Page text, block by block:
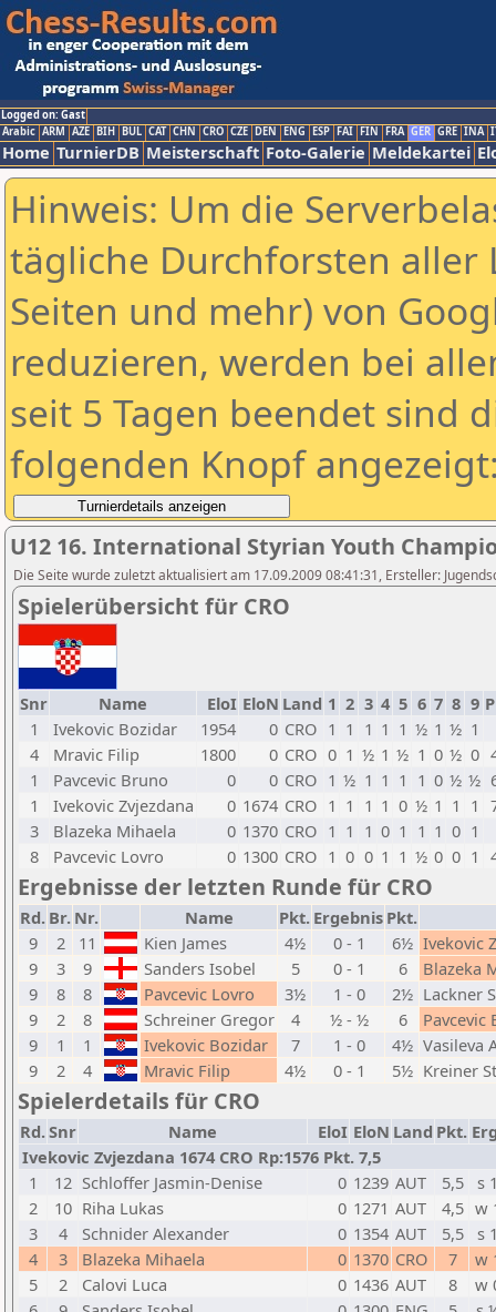
Logged on: Gast
Arabic ARM AZE BIH BUL CAT CHN CRO CZE DEN ENG ESP FAI FIN FRA GER GRE INA
Home TurnierDB Meisterschaft Foto-Galerie Meldekartei
Hinweis: Um die
tägliche Durchforsten aller
Seiten und mehr) von
reduzieren, werden bei
seit 5 Tagen beendet sind
folgenden Knopf
U12 16. International Styrian Youth
Die Seite wurde zuletzt aktualisiert am 17.09.2009 08:41:31, Ersteller:
Spielerübersicht für CRO
Snr Name EloI EloN Land 1 2 3 4 5 6 7 8 9
1
Ivekovic Bozidar 1954 0 CRO 1 1 1 1 1 ½ 1 ½ 1
4
Mravic Filip 1800 0 CRO 0 1 ½ 1 ½ 1 0 ½ 0
1
Pavcevic Bruno 0 0 CRO 1 ½ 1 1 1 1 0 ½ ½
1
Ivekovic Zvjezdana 0 1674 CRO 1 1 1 1 0 ½ 1 1 1
3
Blazeka Mihaela 0 1370 CRO 1 1 1 0 1 1 1 0 1
8
Pavcevic Lovro 0 1300 CRO 1 0 0 1 1 ½ 0 0 1
Ergebnisse der letzten Runde für CRO
Rd. Br. Nr. Name Pkt. Ergebnis Pkt.
9
2 11 Kien James 4½ 0 - 1 6½ Ivekovic
9
3 9 Sanders Isobel 5 0 - 1 6
Blazeka
9
8 8 Pavcevic Lovro 3½ 1 - 0 2½ Lackner
9
2 8 Schreiner Gregor 4 ½ - ½ 6
Pavcevic
9
1 1 Ivekovic Bozidar 7 1 - 0 4½ Vasileva
9
2 4 Mravic Filip 4½ 0 - 1 5½ Kreiner
Spielerdetails für CRO
Rd.Snr Name EloI EloN Land Pkt.
Ivekovic Zvjezdana 1674 CRO Rp:1576 Pkt. 7,5
1
12 Schloffer Jasmin-Denise 0 1239 AUT 5,5
s
2
10 Riha Lukas 0 1271 AUT 4,5 w
3
4 Schnider Alexander 0 1354 AUT 5,5
s
4
3 Blazeka Mihaela 0 1370 CRO 7
w
5
2 Calovi Luca 0 1436 AUT 8
w